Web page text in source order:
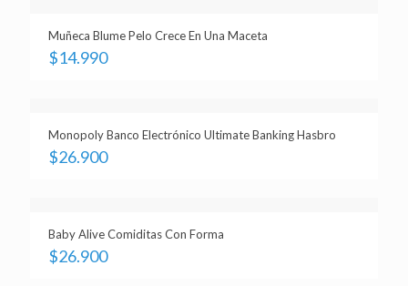
Muñeca Blume Pelo Crece En Una Maceta
$14.990
Monopoly Banco Electrónico Ultimate Banking Hasbro
$26.900
Baby Alive Comiditas Con Forma
$26.900